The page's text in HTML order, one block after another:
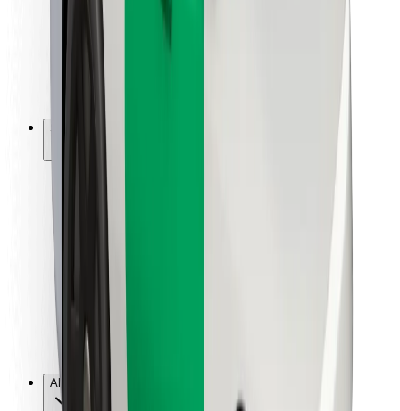
Posizioni
Soluzioni Per la Città
Aeroporti
Supporto
Per i Guidatori
Per i conducenti
Bolt Food
Per i proprietari di flotta
Per ristoranti
Bolt per le aziende
Altro